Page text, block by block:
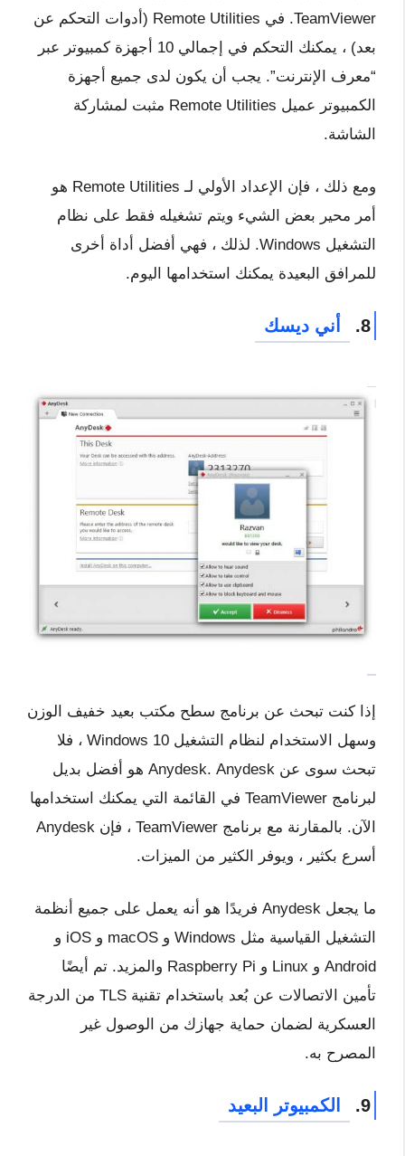
TeamViewer. في Remote Utilities (أدوات التحكم عن
بعد) ، يمكنك التحكم في إجمالي 10 أجهزة كمبيوتر عبر
“معرف الإنترنت”. يجب أن يكون لدى جميع أجهزة
الكمبيوتر عميل Remote Utilities مثبت لمشاركة
الشاشة.
ومع ذلك ، فإن الإعداد الأولي لـ Remote Utilities هو
أمر محير بعض الشيء ويتم تشغيله فقط على نظام
التشغيل Windows. لذلك ، فهي أفضل أداة أخرى
للمرافق البعيدة يمكنك استخدامها اليوم.
8. أني ديسك
إذا كنت تبحث عن برنامج سطح مكتب بعيد خفيف الوزن
وسهل الاستخدام لنظام التشغيل Windows 10 ، فلا
تبحث سوى عن Anydesk. Anydesk هو أفضل بديل
لبرنامج TeamViewer في القائمة التي يمكنك استخدامها
الآن. بالمقارنة مع برنامج TeamViewer ، فإن Anydesk
أسرع بكثير ، ويوفر الكثير من الميزات.
ما يجعل Anydesk فريدًا هو أنه يعمل على جميع أنظمة
التشغيل القياسية مثل Windows و macOS و iOS و
Android و Linux و Raspberry Pi والمزيد. تم أيضًا
تأمين الاتصالات عن بُعد باستخدام تقنية TLS من الدرجة
العسكرية لضمان حماية جهازك من الوصول غير
المصرح به.
9. الكمبيوتر البعيد